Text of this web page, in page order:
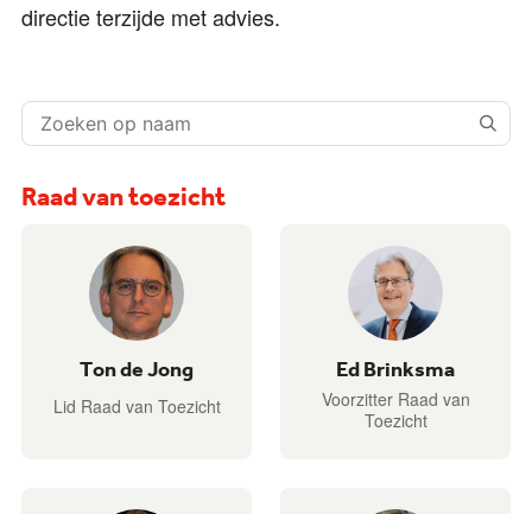
directie terzijde met advies.
Zoeken
op
naam:
Raad van toezicht
Ton de Jong
Lid Raad van Toezicht
Ed Brinksma
Voorzitter Raad van
Toezicht